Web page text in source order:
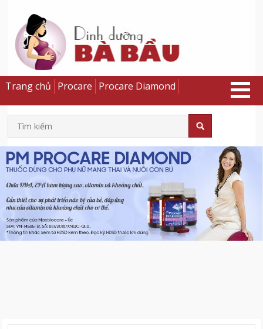
Trang chủ Procare Procare Diamond